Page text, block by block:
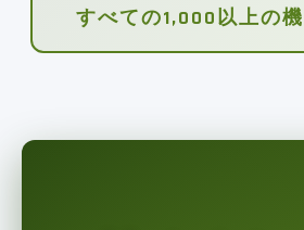
すべての1,000以上の